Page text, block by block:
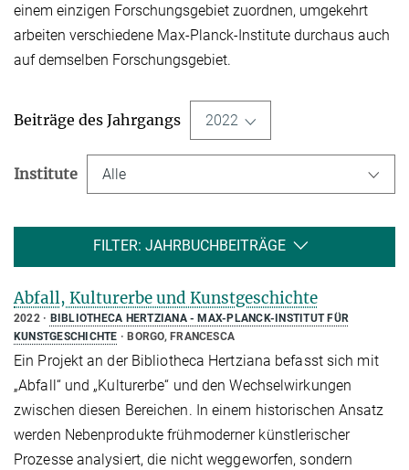
einem einzigen Forschungsgebiet zuordnen, umgekehrt
arbeiten verschiedene Max-Planck-Institute durchaus auch
auf demselben Forschungsgebiet.
Beiträge des Jahrgangs 2022
Institute Alle
FILTER: JAHRBUCHBEITRÄGE
Abfall, Kulturerbe und Kunstgeschichte
2022
BIBLIOTHECA HERTZIANA - MAX-PLANCK-INSTITUT FÜR
KUNSTGESCHICHTE
BORGO, FRANCESCA
Ein Projekt an der Bibliotheca Hertziana befasst sich mit
„Abfall“ und „Kulturerbe“ und den Wechselwirkungen
zwischen diesen Bereichen. In einem historischen Ansatz
werden Nebenprodukte frühmoderner künstlerischer
Prozesse analysiert, die nicht weggeworfen, sondern